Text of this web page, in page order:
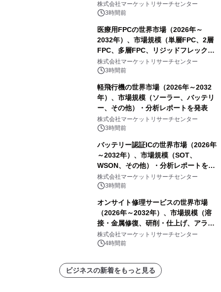
スDCモーター）・分析レポートを発
表
株式会社マーケットリサーチセンター
3時間前
医療用FPCの世界市場（2026年～
2032年）、市場規模（単層FPC、2層
FPC、多層FPC、リジッドフレックス
PCB）・分析レポートを発表
株式会社マーケットリサーチセンター
3時間前
軽飛行機の世界市場（2026年～2032
年）、市場規模（ソーラー、バッテリ
ー、その他）・分析レポートを発表
株式会社マーケットリサーチセンター
3時間前
バッテリー認証ICの世界市場（2026年
～2032年）、市場規模（SOT、
WSON、その他）・分析レポートを発
表
株式会社マーケットリサーチセンター
3時間前
オンサイト修理サービスの世界市場
（2026年～2032年）、市場規模（溶
接・金属修復、研削・仕上げ、アライ
メント、その他）・分析レポートを発
表
株式会社マーケットリサーチセンター
4時間前
ビジネスの新着をもっと見る